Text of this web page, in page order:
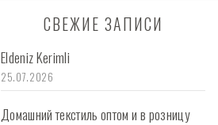
СВЕЖИЕ ЗАПИСИ
Eldeniz Kerimli
25.07.2026
Домашний текстиль оптом и в розницу